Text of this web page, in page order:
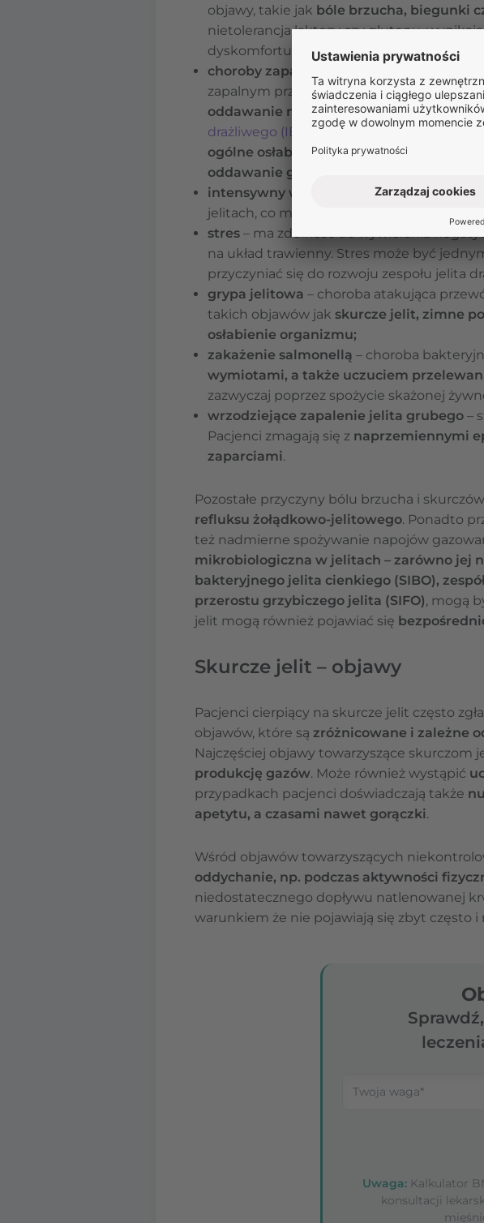
objawy, takie jak bóle brzucha, biegunki
nietolerancja laktozy czy glutenu,
dyskomfortu jelitowego;
choroby zapalne jelit
– przykładem jest
zapalnym przewodu pokarmowego,
oddawanie moczu, zaburzenia
drażliwego (IBS) jest schorzeniem, które
ogólne osłabienie organizmu,
oddawanie gazów
intensywny wysiłek fizyczny– w trakcie
jelitach, co może zaburzać ich
stres – ma zdolność do wywierania
na układ trawienny. Stres może być
przyczyniać się do rozwoju zespołu jelita
grypa jelitowa – choroba atakująca
takich objawów jak skurcze jelit, zimne
osłabienie organizmu;
zakażenie salmonellą – choroba
wymiotami, a także uczuciem
zazwyczaj poprzez spożycie skażonej
wrzodziejące zapalenie jelita grubego –
Pacjenci zmagają się z naprzemiennymi
zaparciami.
Pozostałe przyczyny bólu brzucha i
refluksu żołądkowo-jelitowego. Ponadto
też nadmierne spożywanie napojów
mikrobiologiczna w jelitach – zarówno jej
bakteryjnego jelita cienkiego (SIBO),
przerostu grzybiczego jelita (SIFO), mogą
jelit mogą również pojawiać się
Skurcze jelit – objawy
Pacjenci cierpiący na skurcze jelit często
objawów, które są zróżnicowane i zależne
Najczęściej objawy towarzyszące skurczom
produkcję gazów. Może również wystąpić
przypadkach pacjenci doświadczają także
apetytu, a czasami nawet gorączki.
Wśród objawów towarzyszących
oddychanie, np. podczas aktywności
niedostatecznego dopływu natlenowanej
warunkiem że nie pojawiają się zbyt często
Uwaga:Kalkulator
konsultacji